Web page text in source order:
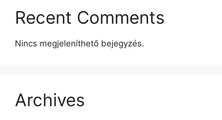
Recent Comments
Nincs megjeleníthető bejegyzés.
Archives